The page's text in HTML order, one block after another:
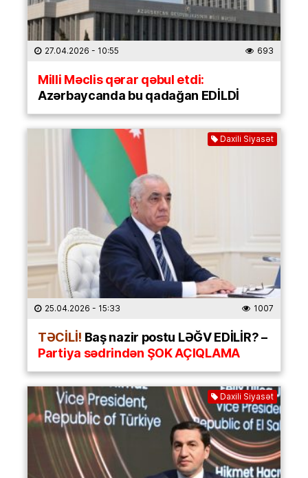
27.04.2026 - 10:55 693
Milli Məclis qərar qəbul etdi:
Azərbaycanda bu qadağan EDİLDİ
Daxili Siyasət
25.04.2026 - 15:33 1007
TƏCİLİ! Baş nazir postu LƏĞV EDİLİR? –
Partiya sədrindən ŞOK AÇIQLAMA
Daxili Siyasət